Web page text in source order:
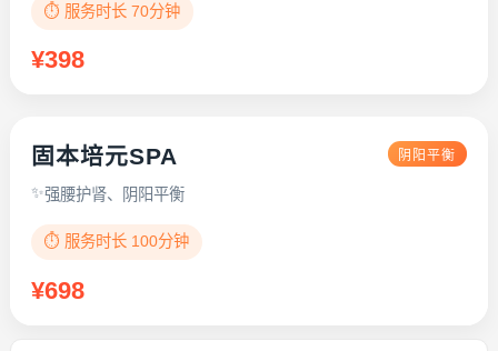
⏱️ 服务时长 70分钟
¥398
固本培元SPA 阴阳平衡
强腰护肾、阴阳平衡
⏱️ 服务时长 100分钟
¥698